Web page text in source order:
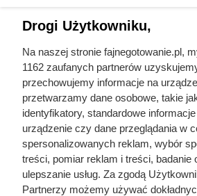
Zjadł 174 koty i rzucił się na
okrętu. Mroczny przypadek
Ta Polka trzymała w garści
majątek i osiągnięcia
Ta wojna po raz pierwszy
imperialnej Rosji. Mało kto o
Drogi Użytkowniku,
Na naszej stronie fajnegotowanie.pl,
1162 zaufanych partnerów
przechowujemy informacje na
przetwarzamy dane osobowe, takie
identyfikatory, standardowe
urządzenie czy dane przeglądania w
spersonalizowanych reklam, wybór
treści, pomiar reklam i treści, badanie
ulepszanie usług. Za zgodą
Partnerzy możemy używać